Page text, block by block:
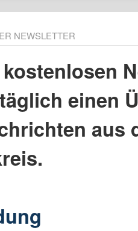
NEWSLETTER
einen
aus